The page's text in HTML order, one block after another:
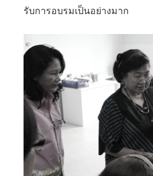
รับการอบรมเป็นอย่างมาก